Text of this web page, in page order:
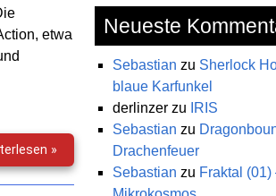
etwa
»Der
Vampir
–
Neueste
Sebastian zu Sherlock
blaue Karfunkel
derlinzer zu
IRIS
Sebastian zu
Drachenfeuer
Sebastian zu Fraktal